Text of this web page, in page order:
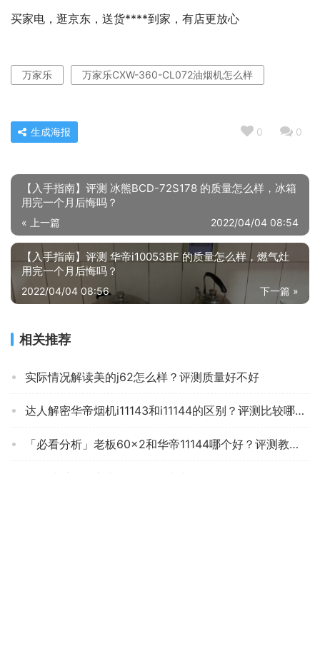
买家电，逛京东，送货****到家，有店更放心
万家乐 万家乐CXW-360-CL072油烟机怎么样
0 0
生成海报
【入手指南】评测 冰熊BCD-72S178 的质量怎么样，冰箱
用完一个月后悔吗？
« 上一篇 2022/04/04 08:54
【入手指南】评测 华帝i10053BF 的质量怎么样，燃气灶
用完一个月后悔吗？
下一篇 »
2022/04/04 08:56
相关推荐
实际情况解读美的j62怎么样？评测质量好不好
达人解密华帝烟机i11143和i11144的区别？评测比较哪款好
「必看分析」老板60×2和华帝11144哪个好？评测教你怎么选